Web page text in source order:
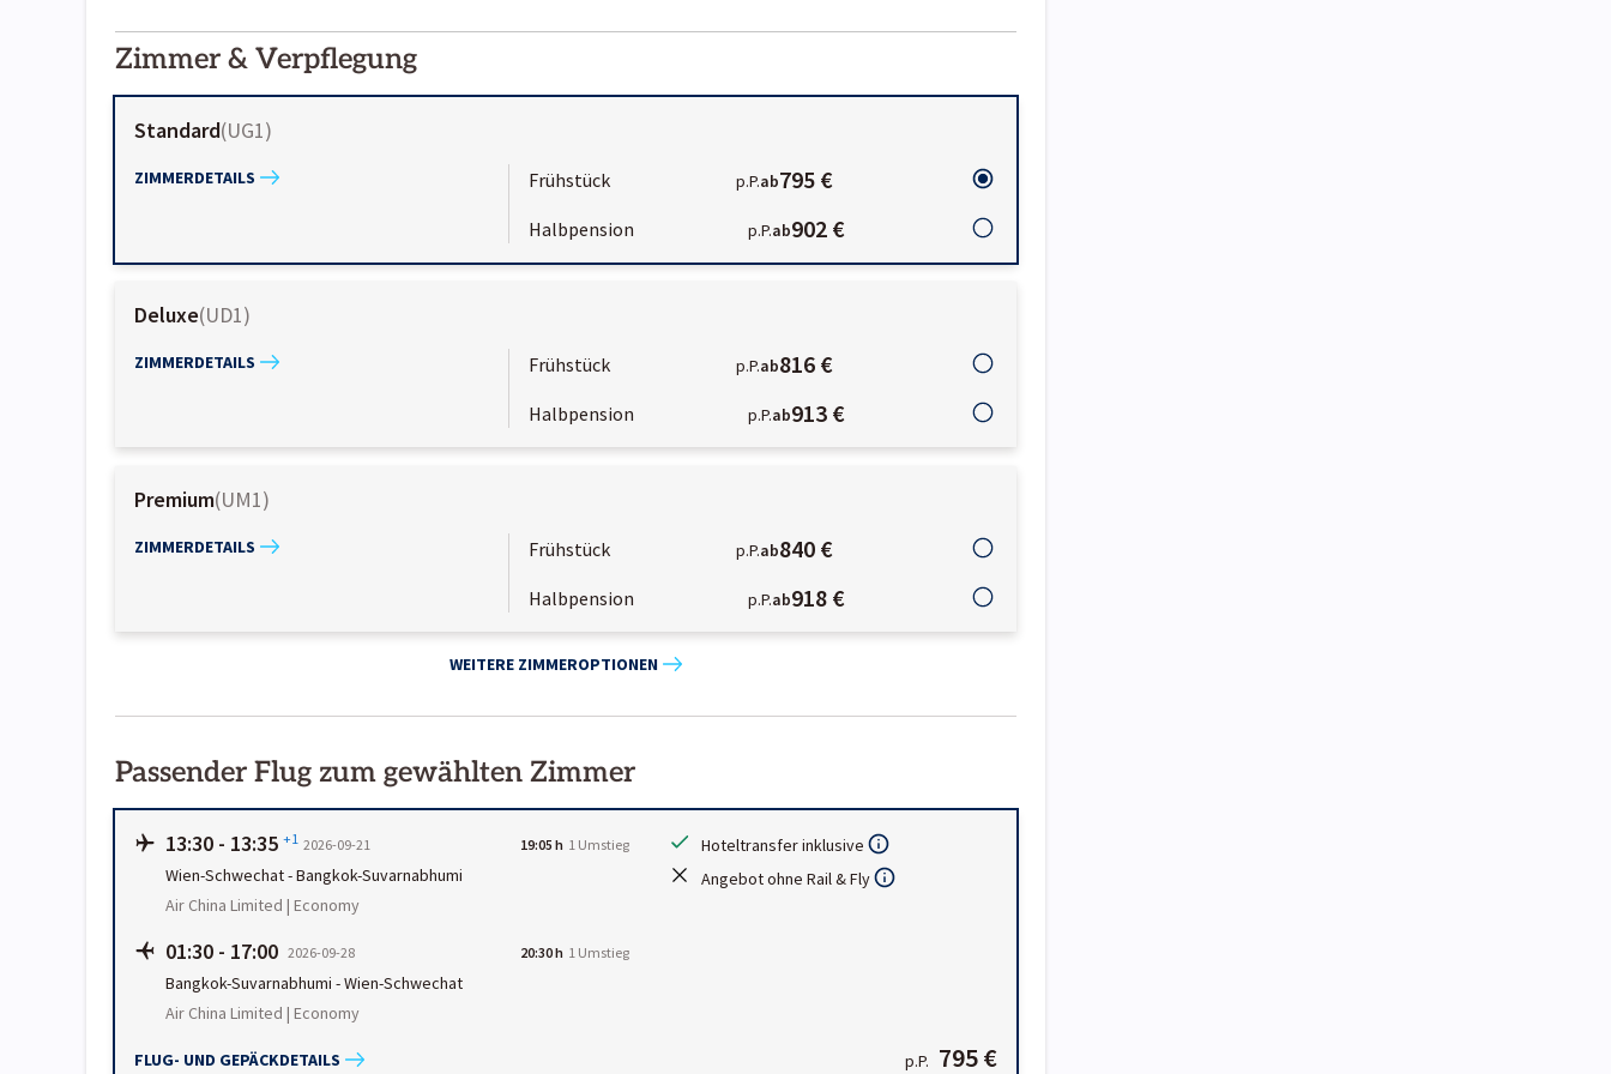
01-02
Zimmer & Verpflegung
Standard(UG1)
ZIMMERDETAILS Frühstück p.P.ab795 €
Halbpension p.P.ab902 €
Deluxe(UD1)
ZIMMERDETAILS Frühstück p.P.ab816 €
Halbpension p.P.ab913 €
Premium(UM1)
ZIMMERDETAILS Frühstück p.P.ab840 €
Halbpension p.P.ab918 €
WEITERE ZIMMEROPTIONEN
Passender Flug zum gewählten Zimmer
13:30 - 13:35 +1 2026-09-21 19:05 h 1 Umstieg
Wien-Schwechat-Bangkok-Suvarnabhumi
Air China Limited | Economy
01:30 - 17:00 2026-09-28 20:30 h 1 Umstieg
Bangkok-Suvarnabhumi -Wien-Schwechat
Air China Limited | Economy
FLUG- UND GEPÄCKDETAILS
Hoteltransfer inklusive
Angebot ohne Rail & Fly
p.P. 795 €